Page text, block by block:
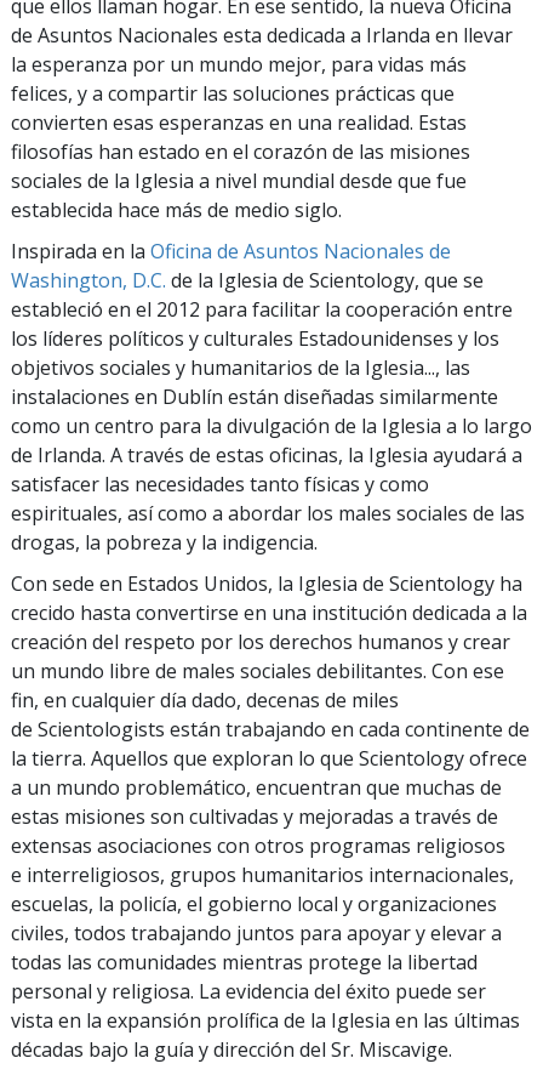
que ellos llaman hogar. En ese sentido, la nueva Oficina
de Asuntos Nacionales esta dedicada a Irlanda en llevar
la esperanza por un mundo mejor, para vidas más
felices, y a compartir las soluciones prácticas que
convierten esas esperanzas en una realidad. Estas
filosofías han estado en el corazón de las misiones
sociales de la Iglesia a nivel mundial desde que fue
establecida hace más de medio siglo.
Inspirada en la Oficina de Asuntos Nacionales de
Washington, D.C. de la Iglesia de Scientology, que se
estableció en el 2012 para facilitar la cooperación entre
los líderes políticos y culturales Estadounidenses y los
objetivos sociales y humanitarios de la Iglesia..., las
instalaciones en Dublín están diseñadas similarmente
como un centro para la divulgación de la Iglesia a lo largo
de Irlanda. A través de estas oficinas, la Iglesia ayudará a
satisfacer las necesidades tanto físicas y como
espirituales, así como a abordar los males sociales de las
drogas, la pobreza y la indigencia.
Con sede en Estados Unidos, la Iglesia de Scientology ha
crecido hasta convertirse en una institución dedicada a la
creación del respeto por los derechos humanos y crear
un mundo libre de males sociales debilitantes. Con ese
fin, en cualquier día dado, decenas de miles
de Scientologists están trabajando en cada continente de
la tierra. Aquellos que exploran lo que Scientology ofrece
a un mundo problemático, encuentran que muchas de
estas misiones son cultivadas y mejoradas a través de
extensas asociaciones con otros programas religiosos
e interreligiosos, grupos humanitarios internacionales,
escuelas, la policía, el gobierno local y organizaciones
civiles, todos trabajando juntos para apoyar y elevar a
todas las comunidades mientras protege la libertad
personal y religiosa. La evidencia del éxito puede ser
vista en la expansión prolífica de la Iglesia en las últimas
décadas bajo la guía y dirección del Sr. Miscavige.